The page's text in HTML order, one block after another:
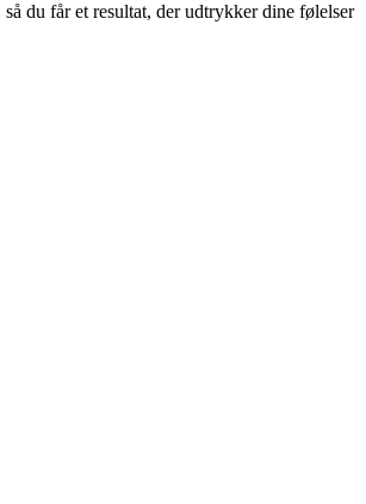
du får et resultat, der udtrykker dine følelser